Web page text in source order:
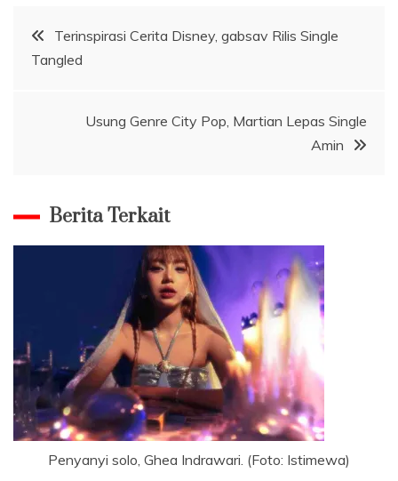
Navigasi
pos
Terinspirasi Cerita Disney, gabsav Rilis Single
Tangled
Usung Genre City Pop, Martian Lepas Single
Amin
Berita Terkait
Penyanyi solo, Ghea Indrawari. (Foto: Istimewa)